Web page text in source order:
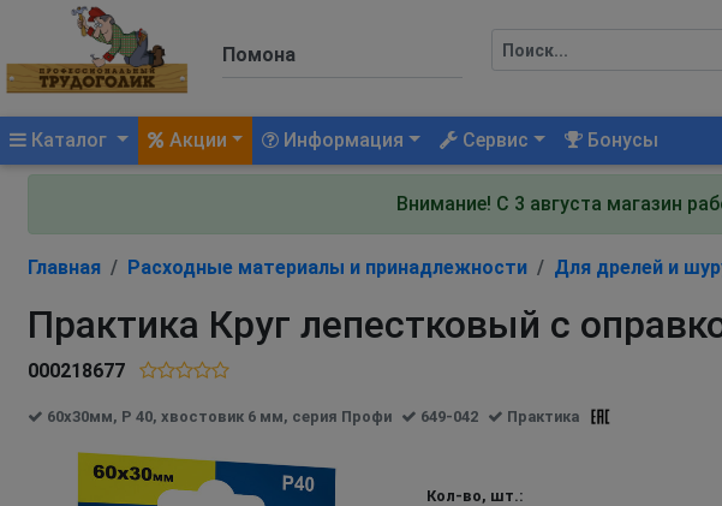
Каталог (current)Акции Информация Сервис Бонусы
Внимание! С 3 августа магазин
Главная Расходные материалы и принадлежности Для дрелей и
Практика Круг лепестковый с
000218677
60х30мм, P 40, хвостовик 6 мм, серия Профи 649-042 Практика
Кол-во, шт.: